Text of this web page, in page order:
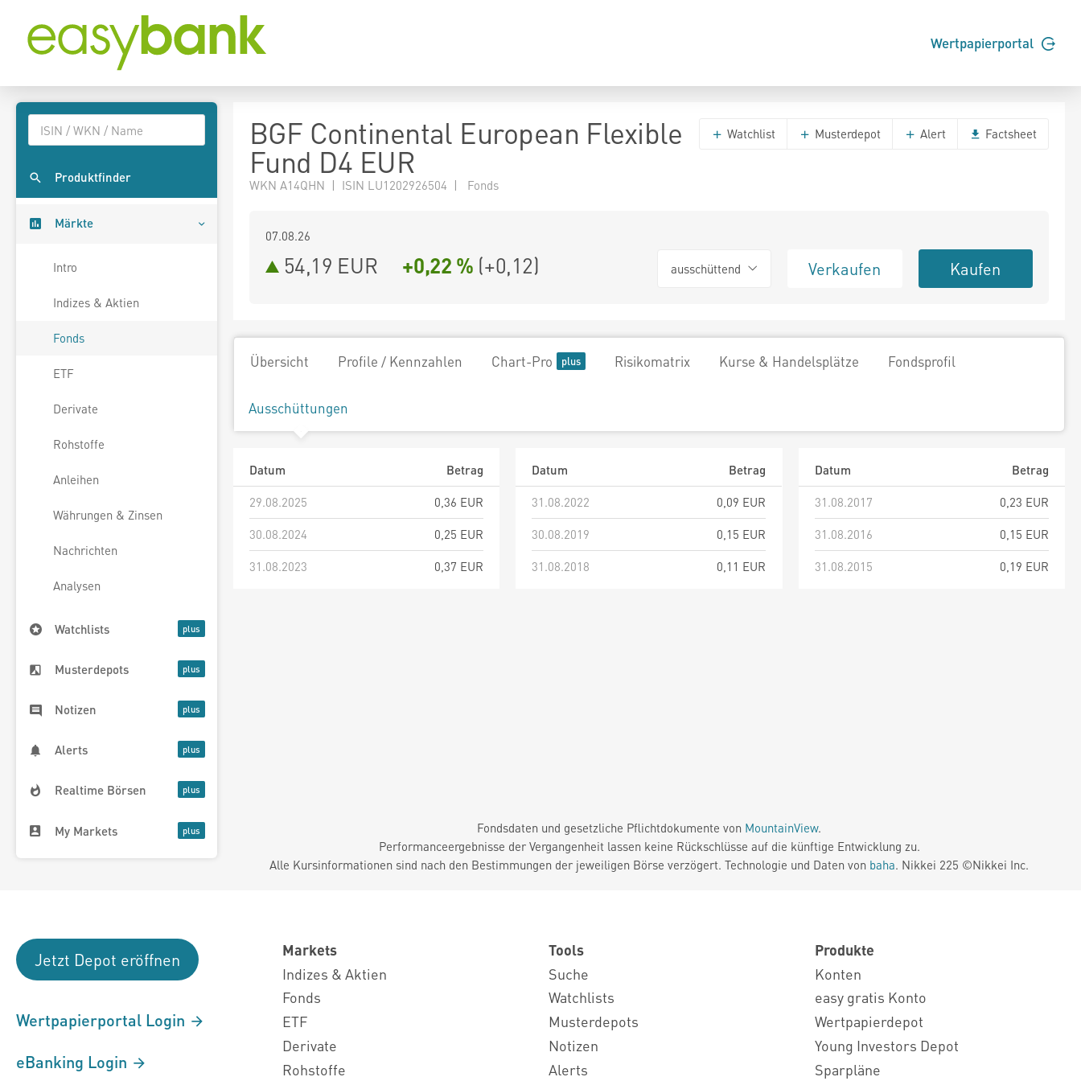
Wertpapierportal
Produktfinder
Märkte
Intro
Indizes & Aktien
Fonds
ETF
Derivate
Rohstoffe
Anleihen
Währungen & Zinsen
Nachrichten
Analysen
Watchlists
Musterdepots
Notizen
Alerts
Realtime Börsen
My Markets
BGF Continental European Flexible
Fund D4 EUR
WKN A14QHN | ISIN LU1202926504 | Fonds
Watchlist Musterdepot Alert Factsheet
07.08.26
54,19 EUR +0,22 % (+0,12) ausschüttend Verkaufen Kaufen
Übersicht Profile / Kennzahlen Chart-Pro Risikomatrix Kurse & Handelsplätze Fondsprofil
Ausschüttungen
Datum
Betrag
29.08.2025
0,36 EUR
30.08.2024
0,25 EUR
31.08.2023
0,37 EUR
Datum
Betrag
31.08.2022
0,09 EUR
30.08.2019
0,15 EUR
31.08.2018
0,11 EUR
Datum
Betrag
31.08.2017
0,23 EUR
31.08.2016
0,15 EUR
31.08.2015
0,19 EUR
Fondsdaten und gesetzliche Pflichtdokumente von MountainView.
Performanceergebnisse der Vergangenheit lassen keine Rückschlüsse auf die künftige Entwicklung zu.
Alle Kursinformationen sind nach den Bestimmungen der jeweiligen Börse verzögert. Technologie und Daten von baha. Nikkei 225 ©Nikkei Inc.
Jetzt Depot eröffnen
Wertpapierportal Login
eBanking Login
Markets
Indizes & Aktien
Fonds
ETF
Derivate
Rohstoffe
Tools
Suche
Watchlists
Musterdepots
Notizen
Alerts
Produkte
Konten
easy gratis Konto
Wertpapierdepot
Young Investors Depot
Sparpläne